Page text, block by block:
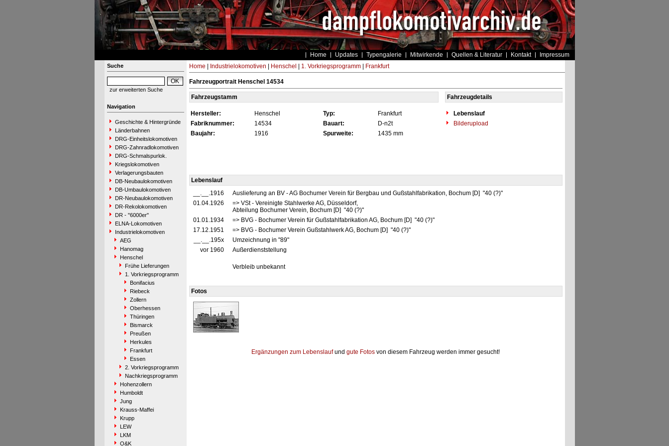
Home Updates Typengalerie Mitwirkende Quellen & Literatur Kontakt Impressum
Suche
zur erweiterten Suche
Navigation
Geschichte & Hintergründe
Länderbahnen
DRG-Einheitslokomotiven
DRG-Zahnradlokomotiven
DRG-Schmalspurlok.
Kriegslokomotiven
Verlagerungsbauten
DB-Neubaulokomotiven
DB-Umbaulokomotiven
DR-Neubaulokomotiven
DR-Rekolokomotiven
DR - "6000er"
ELNA-Lokomotiven
Industrielokomotiven
AEG
Hanomag
Henschel
Frühe Lieferungen
1. Vorkriegsprogramm
Bonifacius
Riebeck
Zollern
Oberhessen
Thüringen
Bismarck
Preußen
Herkules
Frankfurt
Essen
2. Vorkriegsprogramm
Nachkriegsprogramm
Hohenzollern
Humboldt
Jung
Krauss-Maffei
Krupp
LEW
LKM
O&K
Home Industrielokomotiven Henschel 1. Vorkriegsprogramm| Frankfurt
Fahrzeugportrait Henschel 14534
Fahrzeugstamm Fahrzeugdetails
Hersteller: Henschel Typ: Frankfurt
Lebenslauf
Fabriknummer:
14534 Bauart: D-n2t
Bilderupload
Baujahr:
1916 Spurweite: 1435 mm
Lebenslauf
__.__.1916
Auslieferung an BV - AG Bochumer Verein für Bergbau und Gußstahlfabrikation, Bochum [D] "40 (?)"
01.04.1926
=> VSt - Vereinigte Stahlwerke AG, Düsseldorf,
Abteilung Bochumer Verein, Bochum [D] "40 (?)"
01.01.1934
=> BVG - Bochumer Verein für Gußstahlfabrikation AG, Bochum [D] "40 (?)"
17.12.1951
=> BVG - Bochumer Verein Gußstahlwerk AG, Bochum [D] "40 (?)"
__.__.195x
Umzeichnung in "89"
vor 1960
Außerdienststellung
Verbleib unbekannt
Fotos
Ergänzungen zum Lebenslaufund gute Fotos von diesem Fahrzeug werden immer gesucht!